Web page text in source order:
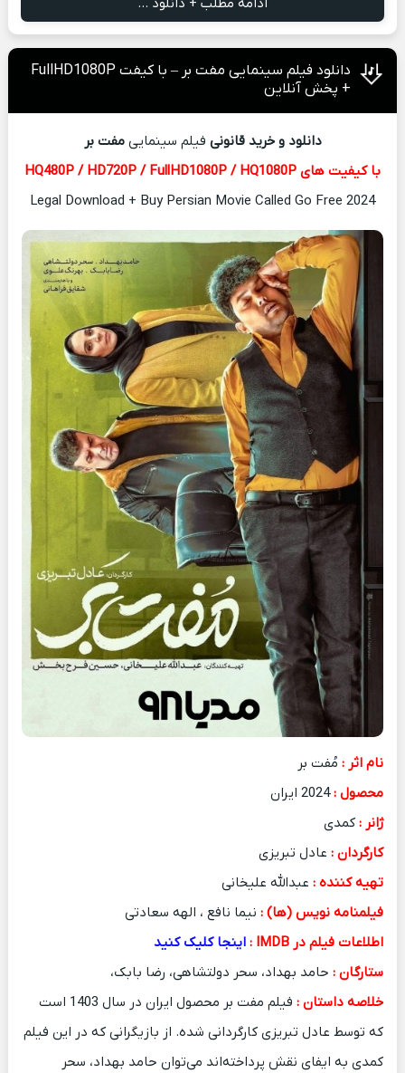
دانلود فیلم سینمایی مفت بر – با کیفت FullHD1080P
+ پخش آنلاین
دانلود و خرید قانونی فیلم سینماییمفت بر
با کیفیت های HQ480P / HD720P / FullHD1080P / HQ1080P
Legal Download + Buy Persian Movie Called Go Free 2024
نام اثر :مُفت بر
محصول :2024 ایران
ژانر :کمدی
کارگردان :عادل تبریزی
تهیه کننده :عبدالله علیخانی
فیلمنامه نویس (ها) :نیما نافع ، الهه سعادتی
اطلاعات فیلم در IMDB :
اینجا کلیک کنید
ستارگان :حامد بهداد، سحر دولتشاهی، رضا بابک،
خلاصه داستان :
فیلم مفت بر محصول ایران در سال 1403 است
که توسط عادل تبریزی کارگردانی شده. از بازیگرانی که در این فیلم
کمدی به ایفای نقش پرداخته‌اند می‌توان حامد بهداد، سحر